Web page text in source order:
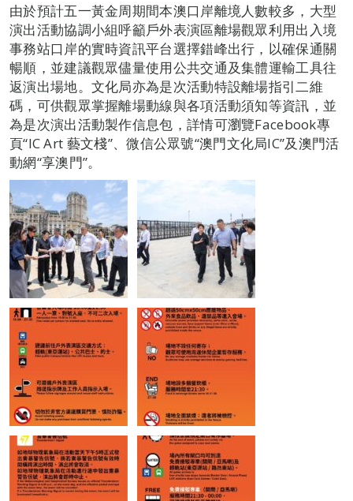
由於預計五一黃金周期間本澳口岸離境人數較多，大型
演出活動協調小組呼籲戶外表演區離場觀眾利用出入境
事務站口岸的實時資訊平台選擇錯峰出行，以確保通關
暢順，並建議觀眾儘量使用公共交通及集體運輸工具往
返演出場地。文化局亦為是次活動特設離場指引二維
碼，可供觀眾掌握離場動線與各項活動須知等資訊，並
為是次演出活動製作信息包，詳情可瀏覽Facebook專
頁“IC Art 藝文棧”、微信公眾號“澳門文化局IC”及澳門活
動網“享澳門”。